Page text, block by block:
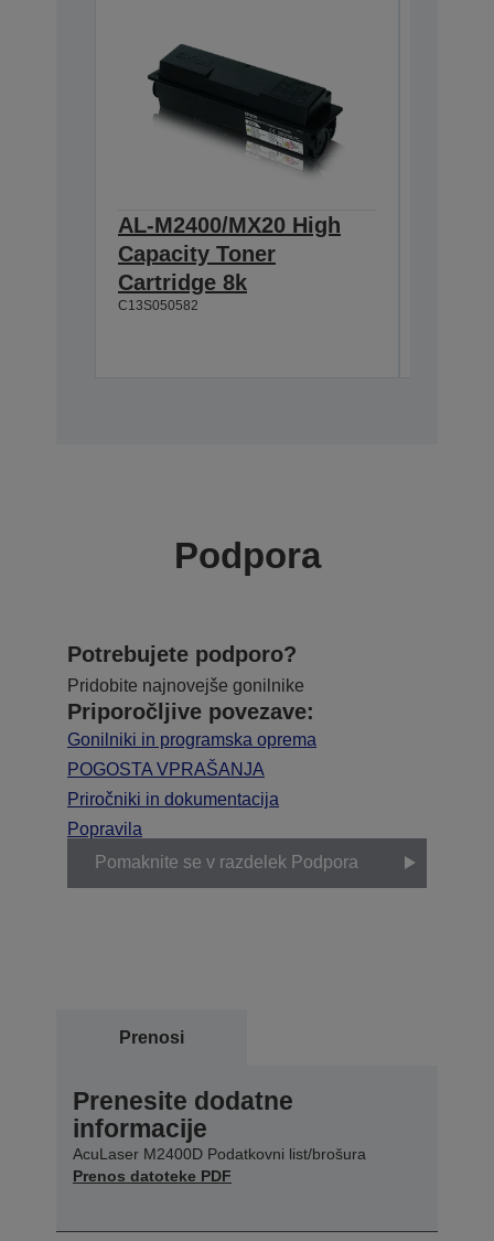
AL-M2400/MX20 High
Capacity Toner
Cartridge 8k
C13S050582
Podpora
Potrebujete podporo?
Pridobite najnovejše gonilnike
Priporočljive povezave:
Gonilniki in programska oprema
POGOSTA VPRAŠANJA
Priročniki in dokumentacija
Popravila
Pomaknite se v razdelek Podpora
Prenosi
Prenesite dodatne
informacije
AcuLaser M2400D Podatkovni list/brošura
Prenos datoteke PDF